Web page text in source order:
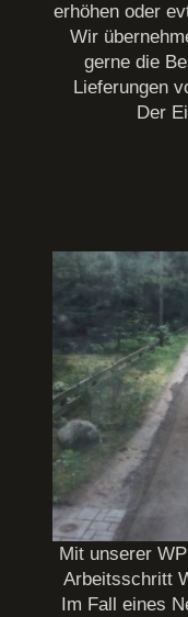
erhöhen oder
Wir
gerne die
Lieferungen
Der
Mit unserer
Arbeitsschritt
Im Fall eines